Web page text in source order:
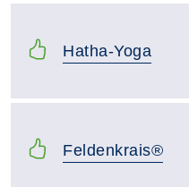
Hatha-Yoga
Feldenkrais®